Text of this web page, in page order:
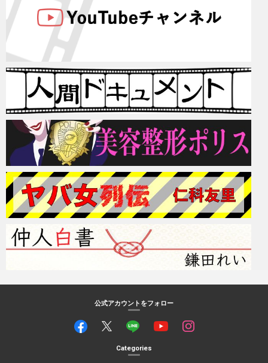
公式アカウントをフォロー
Categories